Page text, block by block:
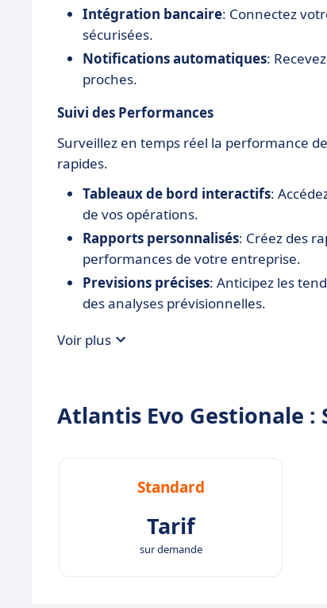
Intégration bancaire: Connectez
sécurisées.
Notifications automatiques:
proches.
Suivi des Performances
Surveillez en temps réel la performance
rapides.
Tableaux de bord interactifs:
de vos opérations.
Rapports personnalisés: Créez des
performances de votre entreprise.
Previsions précises: Anticipez les
des analyses prévisionnelles.
Voir plus
Atlantis Evo Gestionale :
Standard
Tarif
sur demande